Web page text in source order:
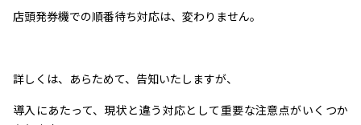
店頭発券機での順番待ち対応は、変わりません。
詳しくは、あらためて、告知いたしますが、
導入にあたって、現状と違う対応として重要な注意点がいくつか